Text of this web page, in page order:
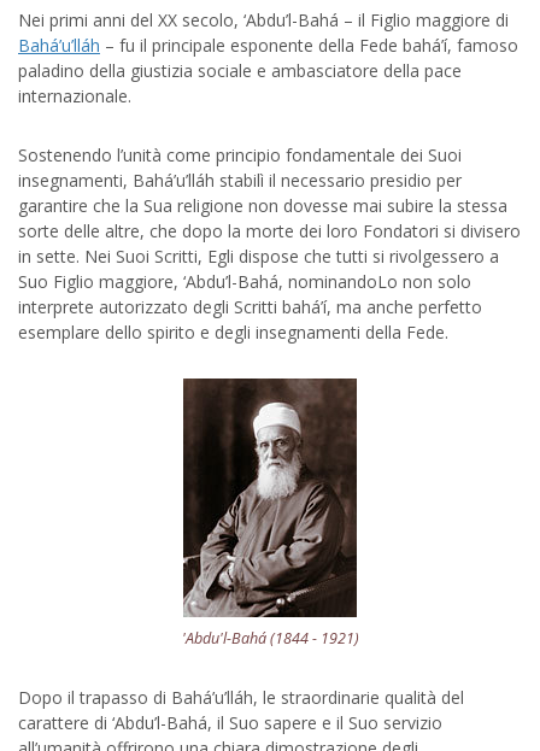
Nei primi anni del XX secolo, ‘Abdu’l-Bahá – il Figlio maggiore di
Bahá’u’lláh – fu il principale esponente della Fede bahá’í, famoso
paladino della giustizia sociale e ambasciatore della pace
internazionale.
Sostenendo l’unità come principio fondamentale dei Suoi
insegnamenti, Bahá’u’lláh stabilì il necessario presidio per
garantire che la Sua religione non dovesse mai subire la stessa
sorte delle altre, che dopo la morte dei loro Fondatori si divisero
in sette. Nei Suoi Scritti, Egli dispose che tutti si rivolgessero a
Suo Figlio maggiore, ‘Abdu’l-Bahá, nominandoLo non solo
interprete autorizzato degli Scritti bahá’í, ma anche perfetto
esemplare dello spirito e degli insegnamenti della Fede.
'Abdu'l-Bahá (1844 - 1921)
Dopo il trapasso di Bahá’u’lláh, le straordinarie qualità del
carattere di ‘Abdu’l-Bahá, il Suo sapere e il Suo servizio